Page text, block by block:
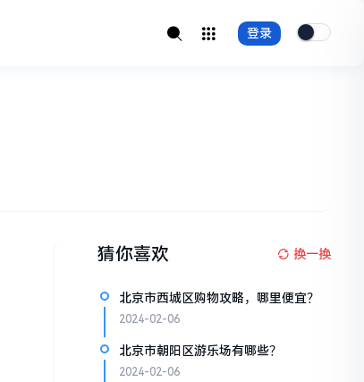
登录
猜你喜欢 换一换
北京市西城区购物攻略，哪里便宜？
2024-02-06
北京市朝阳区游乐场有哪些？
2024-02-06